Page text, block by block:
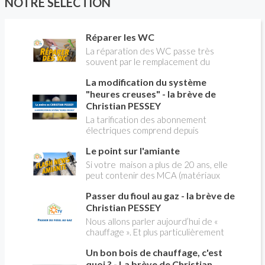
Réparer les WC
La réparation des WC passe très
souvent par le remplacement du
expliquer
La modification du système
"heures creuses" - la brève de
Christian PESSEY
La tarification des abonnement
électriques comprend depuis
pleines, heures creuses. Aujourd'hui
Christian PESSEY vous explique tout
ce qu'il faut savoir sur la nouvelle
modification du système "heures
creuses" qui concerne près de 15
millions de Français !
Le point sur l'amiante
Si votre maison a plus de 20 ans, elle
peut contenir des MCA (matériaux
panique, on fait le point dans notre
flash news n°3 spéciale Amiante et
ses dangers avec Christian Pessey
Passer du fioul au gaz - la brève de
Christian PESSEY
Nous allons parler aujourd’hui de «
chauffage ». Et plus particulièrement
aborder l’abandon du fioul au profit du
Un bon bois de chauffage, c'est